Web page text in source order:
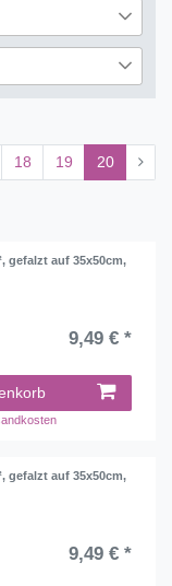
47€
38
35
26
14
10
59
18 19 20
gefalzt auf 35x50cm,
9,49 € *
gefalzt auf 35x50cm,
9,49 € *